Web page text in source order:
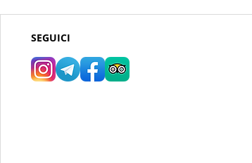
SEGUICI